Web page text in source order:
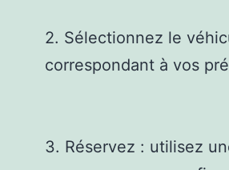
2. Sélectionnez le
correspondant à vos
3. Réservez : utilisez